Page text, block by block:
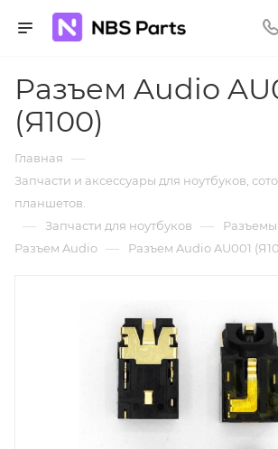
Разъем Audio
(Я100)
Главная —
Запчасти и аксессуары для ноутбуков,
планшетов.
— Запчасти для ноутбуков —
Разъем Audio — Разъем Audio AU001